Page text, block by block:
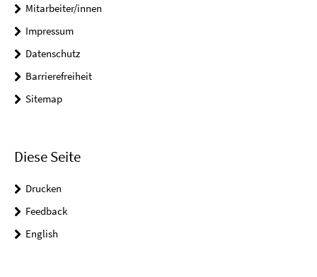
Mitarbeiter/innen
Impressum
Datenschutz
Barrierefreiheit
Sitemap
Diese Seite
Drucken
Feedback
English